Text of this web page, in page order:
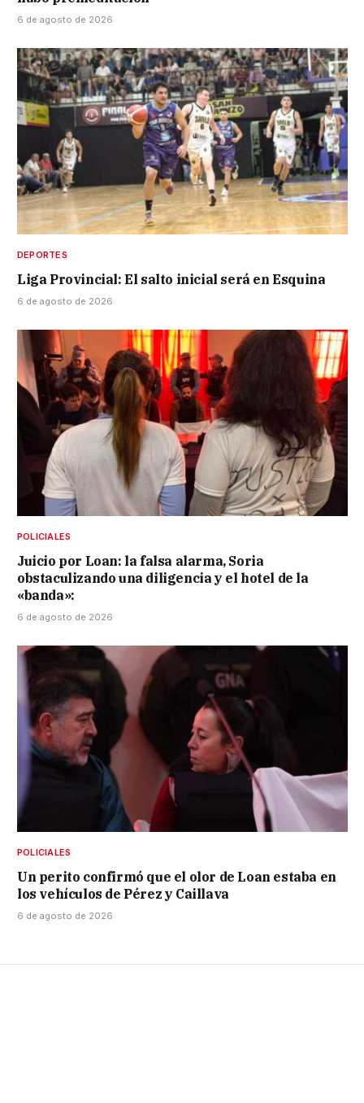
6 de agosto de 2026
DEPORTES
Liga Provincial: El salto inicial será en Esquina
6 de agosto de 2026
POLICIALES
Juicio por Loan: la falsa alarma, Soria
obstaculizando una diligencia y el hotel de la
«banda»:
6 de agosto de 2026
POLICIALES
Un perito confirmó que el olor de Loan estaba en
los vehículos de Pérez y Caillava
6 de agosto de 2026